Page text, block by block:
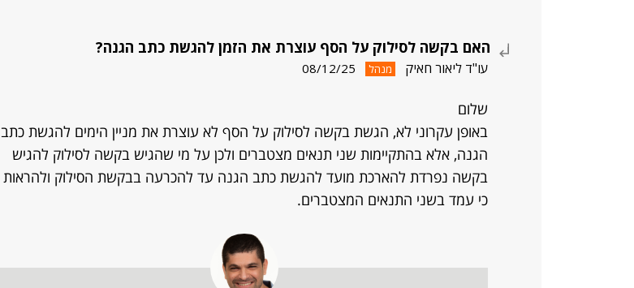
האם בקשה לסילוק על הסף עוצרת את הזמן להגשת כתב הגנה?
עו"ד ליאור חאיק מנהל 08/12/25
שלום
באופן עקרוני לא, הגשת בקשה לסילוק על הסף לא עוצרת את מניין הימים להגשת כתב
הגנה, אלא בהתקיימות שני תנאים מצטברים ולכן על מי שהגיש בקשה לסילוק להגיש
בקשה נפרדת להארכת מועד להגשת כתב הגנה עד להכרעה בבקשת הסילוק ולהראות
כי עמד בשני התנאים המצטברים.